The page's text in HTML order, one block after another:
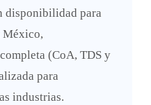
disponibilidad para
México,
(CoA, TDS y
para
industrias.